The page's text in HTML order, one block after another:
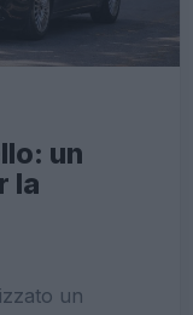
un
la
un